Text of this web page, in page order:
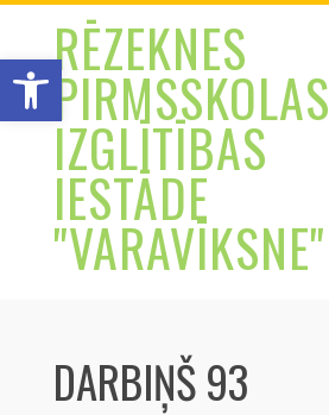
Open toolbar
Skip
contentRĒZEKNES
PIRMSSKOLAS
IZGLĪTĪBAS
IESTĀDE
"VARAVĪKSNE"
DARBIŅŠ 93